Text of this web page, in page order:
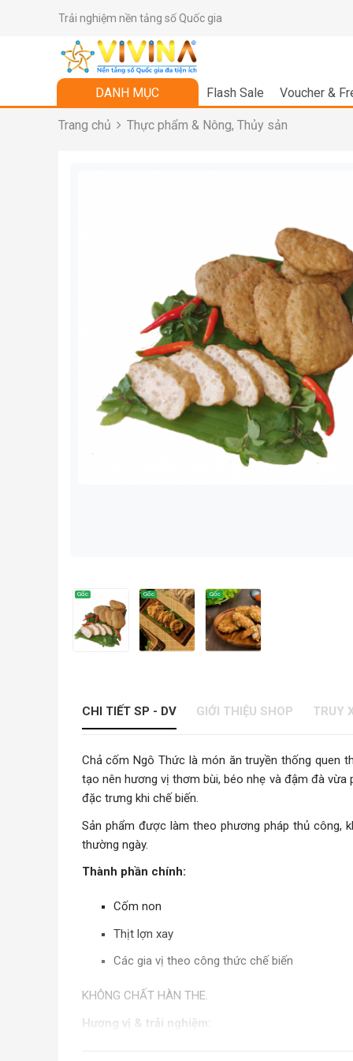
Trải nghiệm nền tảng số Quốc gia
DANH MỤC Flash Sale Voucher &
Trang chủ Thực phẩm & Nông, Thủy sản
CHI TIẾT SP - DV GIỚI THIỆU SHOP TRUY
Chả cốm Ngô Thức là món ăn truyền thống quen
tạo nên hương vị thơm bùi, béo nhẹ và đậm đà
đặc trưng khi chế biến.
Sản phẩm được làm theo phương pháp thủ công,
thường ngày.
Thành phần chính:
Cốm non
Thịt lợn xay
Các gia vị theo công thức chế biến
KHÔNG CHẤT HÀN THE.
Hương vị & trải nghiệm: